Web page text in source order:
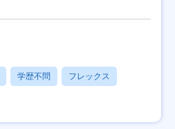
学歴不問 フレックス